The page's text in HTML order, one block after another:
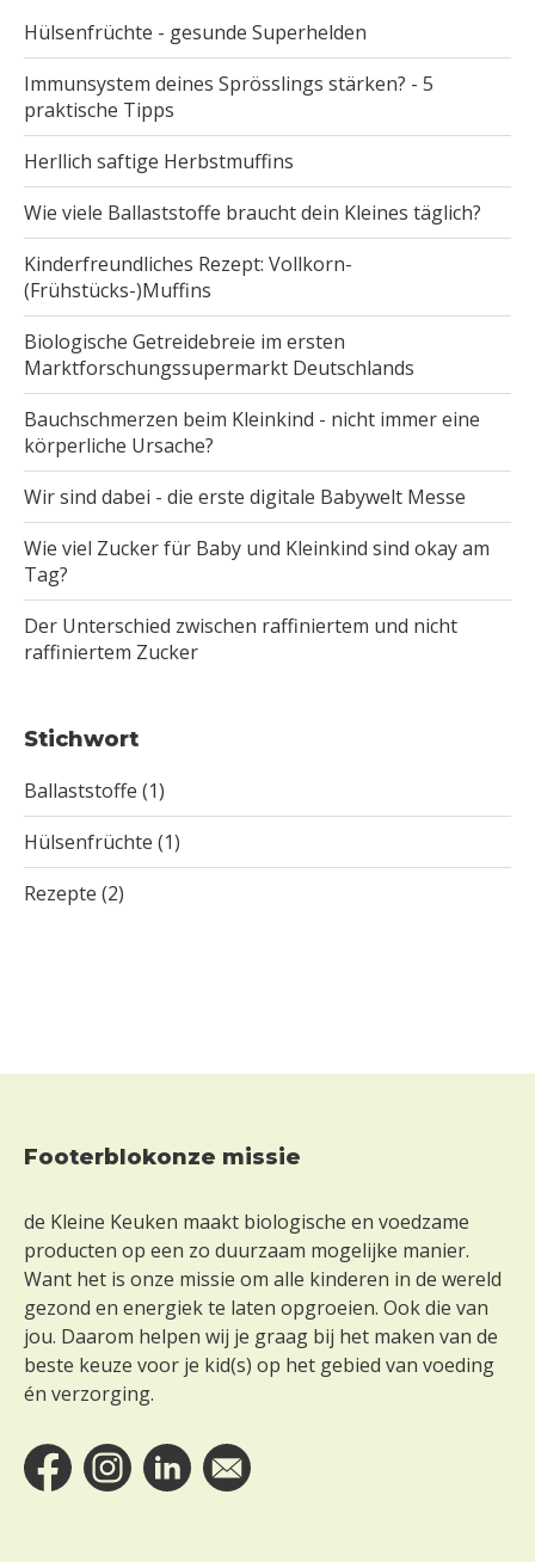
Hülsenfrüchte - gesunde Superhelden
Immunsystem deines Sprösslings stärken? - 5
praktische Tipps
Herllich saftige Herbstmuffins
Wie viele Ballaststoffe braucht dein Kleines täglich?
Kinderfreundliches Rezept: Vollkorn-
(Frühstücks-)Muffins
Biologische Getreidebreie im ersten
Marktforschungssupermarkt Deutschlands
Bauchschmerzen beim Kleinkind - nicht immer eine
körperliche Ursache?
Wir sind dabei - die erste digitale Babywelt Messe
Wie viel Zucker für Baby und Kleinkind sind okay am
Tag?
Der Unterschied zwischen raffiniertem und nicht
raffiniertem Zucker
Stichwort
Ballaststoffe (1)
Hülsenfrüchte (1)
Rezepte (2)
Footer
Footerblokonze missie
de Kleine Keuken maakt biologische en voedzame
producten op een zo duurzaam mogelijke manier.
Want het is onze missie om alle kinderen in de wereld
gezond en energiek te laten opgroeien. Ook die van
jou. Daarom helpen wij je graag bij het maken van de
beste keuze voor je kid(s) op het gebied van voeding
én verzorging.